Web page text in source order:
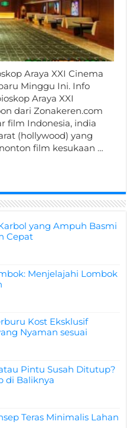
Araya XXI Cinema
Minggu Ini. Info
Araya XXI
dari Zonakeren.com
film Indonesia, india
(hollywood) yang
film kesukaan …
yang Ampuh Basmi
Cepat
Menjelajahi Lombok
Kost Eksklusif
Nyaman sesuai
Pintu Susah Ditutup?
di Baliknya
Teras Minimalis Lahan